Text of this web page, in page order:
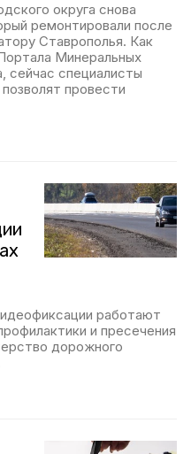
округа снова
ремонтировали после
Ставрополья. Как
Минеральных
сейчас специалисты
провести
работают
и пресечения
дорожного